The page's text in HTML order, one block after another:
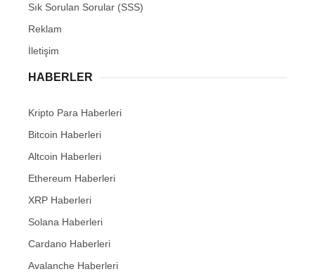
Sık Sorulan Sorular (SSS)
Reklam
İletişim
HABERLER
Kripto Para Haberleri
Bitcoin Haberleri
Altcoin Haberleri
Ethereum Haberleri
XRP Haberleri
Solana Haberleri
Cardano Haberleri
Avalanche Haberleri